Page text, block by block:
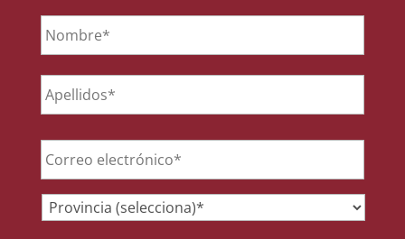
Nombre *
Email *
Provincia *